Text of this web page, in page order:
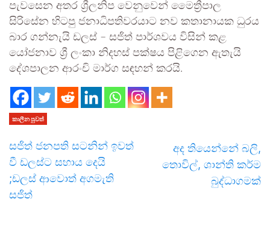
පැවසෙන අතර ශ්‍රීලනිප වෙනුවෙන් මෛත්‍රීපාල
සිරිසේන හිටපු ජනාධිපතිවරයාට නව කතානායක ධුරය
බාර ගන්නැයි ඩලස් – සජිත් පාර්ශවය විසින් කළ
යෝජනාව ශ්‍රී ලංකා නිදහස් පක්ෂය පිළිගෙන ඇතැයි
දේශපාලන ආරංචි මාර්ග සඳහන් කරයි.
කාලීන පුවත්
සජිත් ජනපති සටනින් ඉවත්
වී ඩලස්ට සහාය දෙයි
;ඩලස් ආවොත් අගමැති
සජිත්
අද තියෙන්නේ බලි,
තොවිල්, ශාන්ති කර්ම
බුද්ධාගමක්